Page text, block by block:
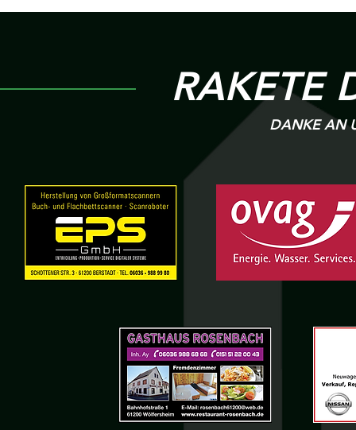
Hainstadt v.s R 09 Wölfersheim
Wölfersheim
DANKE AN
RAKETE